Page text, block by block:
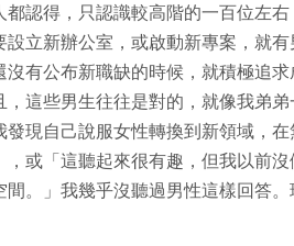
認得，只認識較高階的一百位左
立新辦公室，或啟動新專案，就有
有公布新職缺的時候，就積極追
這些男生往往是對的，就像我弟弟
現自己說服女性轉換到新領域，在
或「這聽起來很有趣，但我以前
。」我幾乎沒聽過男性這樣回答